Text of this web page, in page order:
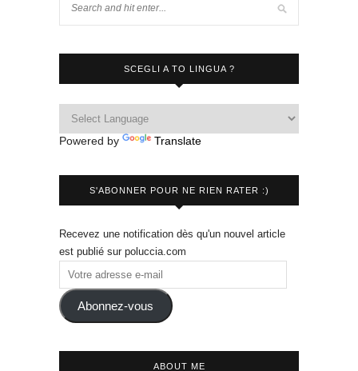
SCEGLI A TO LINGUA ?
Powered by Translate
S'ABONNER POUR NE RIEN RATER :)
Recevez une notification dès qu'un nouvel article
est publié sur poluccia.com
Abonnez-vous
ABOUT ME